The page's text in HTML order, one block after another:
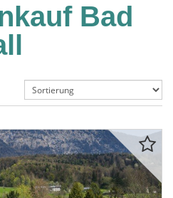
Bad